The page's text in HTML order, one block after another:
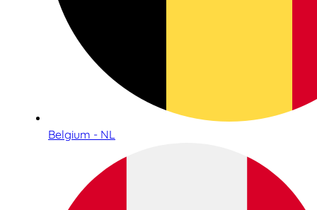
Belgium - NL